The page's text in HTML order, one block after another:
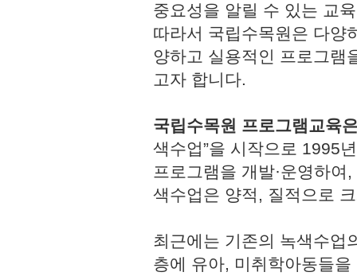
중요성을 알릴 수 있는 교
따라서 국립수목원은 다양
양하고 실용적인 프로그램
고자 합니다.
국립수목원 프로그램교육
색수업”을 시작으로 1995
프로그램을 개발·운영하
색수업은 양적, 질적으로
최근에는 기존의 녹색수업
층에 유아, 미취학아동들